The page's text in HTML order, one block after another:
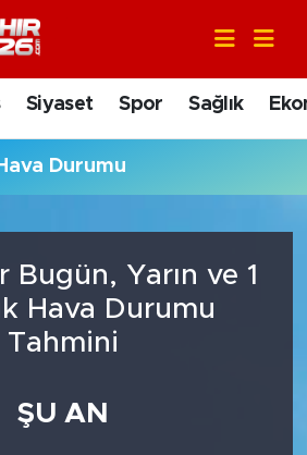
Siyaset Spor Sağlık
Durumu
Bugün, Yarın ve 1
Hava Durumu
Tahmini
ŞU AN